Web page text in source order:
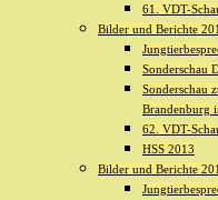
61. VDT-
Bilder und Berichte
Sonderschau
Sonderschau
Brandenburg
62. VDT-
HSS 2013
Bilder und Berichte